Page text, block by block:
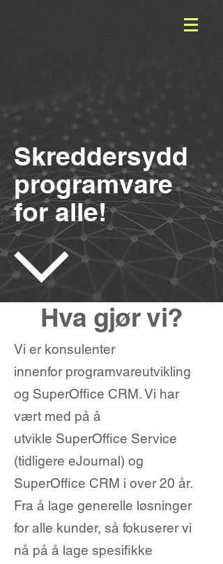
Skreddersydd
programvare
for alle!
Hva gjør vi?
Vi er konsulenter
innenfor programvareutvikling
og SuperOffice CRM. Vi har
vært med på å
utvikle SuperOffice Service
(tidligere eJournal) og
SuperOffice CRM i over 20 år.
Fra å lage generelle løsninger
for alle kunder, så fokuserer vi
nå på å lage spesifikke